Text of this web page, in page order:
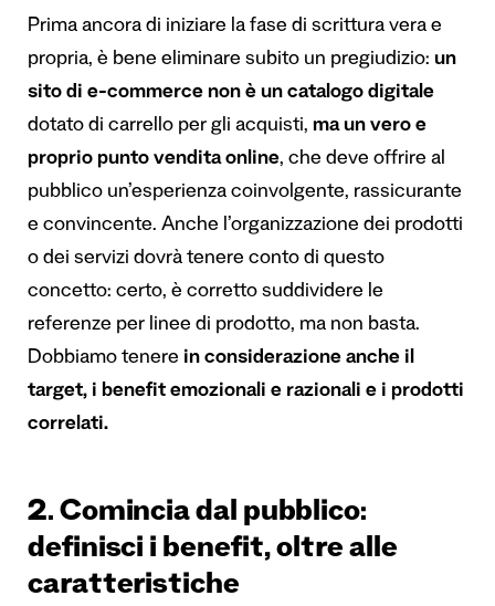
Prima ancora di iniziare la fase di scrittura vera e
propria, è bene eliminare subito un pregiudizio: un
sito di e-commerce non è un catalogo digitale
dotato di carrello per gli acquisti, ma un vero e
proprio punto vendita online, che deve offrire al
pubblico un’esperienza coinvolgente, rassicurante
e convincente. Anche l’organizzazione dei prodotti
o dei servizi dovrà tenere conto di questo
concetto: certo, è corretto suddividere le
referenze per linee di prodotto, ma non basta.
Dobbiamo tenere in considerazione anche il
target, i benefit emozionali e razionali e i prodotti
correlati.
2. Comincia dal pubblico:
definisci i benefit, oltre alle
caratteristiche